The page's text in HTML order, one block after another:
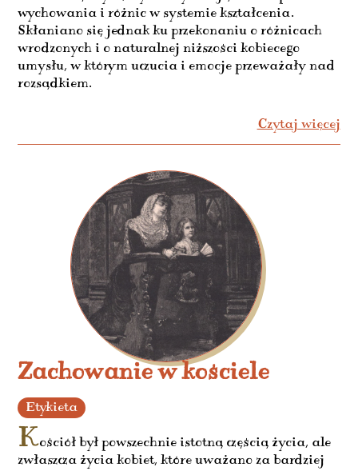
wychowania i różnic w systemie kształcenia.
Skłaniano się jednak ku przekonaniu o różnicach
wrodzonych i o naturalnej niższości kobiecego
umysłu, w którym uczucia i emocje przeważały nad
rozsądkiem.
Czytaj więcej
Zachowanie w kościele
Etykieta
Kościół był powszechnie istotną częścią życia, ale
zwłaszcza życia kobiet, które uważano za bardziej